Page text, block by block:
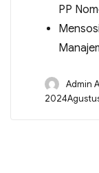
PP
Admin